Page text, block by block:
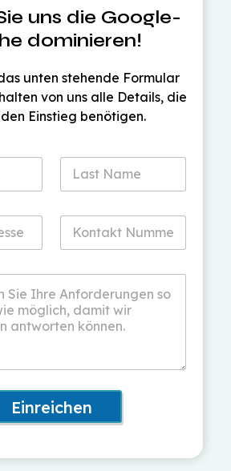
uns die Google-
dominieren!
unten stehende Formular
von uns alle Details, die
Einstieg benötigen.
Einreichen